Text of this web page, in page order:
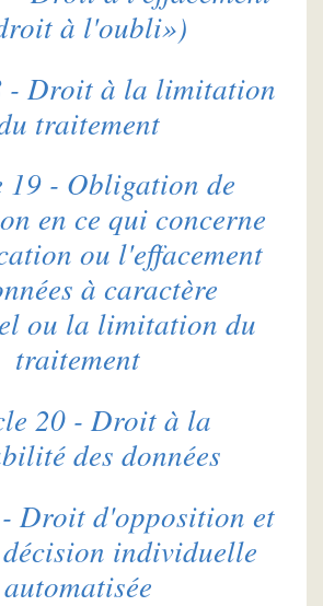
à l'oubli»)
- Droit à la limitation
traitement
- Obligation de
en ce qui concerne
ou l'effacement
à caractère
ou la limitation du
traitement
20 - Droit à la
des données
Droit d'opposition et
individuelle
automatisée